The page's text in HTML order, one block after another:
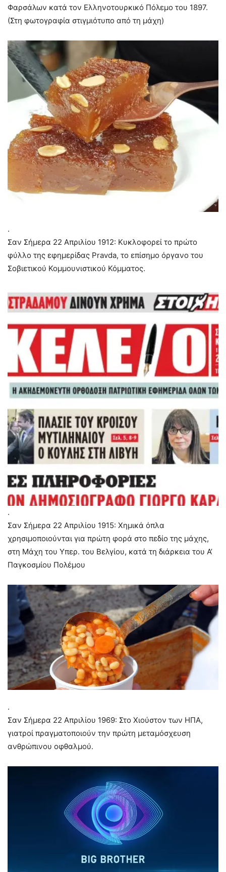
Φαρσάλων κατά τον Ελληνοτουρκικό Πόλεμο του 1897.
(Στη φωτογραφία στιγμιότυπο από τη μάχη)
.
Σαν Σήμερα 22 Απριλίου 1912: Κυκλοφορεί το πρώτο
φύλλο της εφημερίδας Pravda, το επίσημο όργανο του
Σοβιετικού Κομμουνιστικού Κόμματος.
.
Σαν Σήμερα 22 Απριλίου 1915: Χημικά όπλα
χρησιμοποιούνται για πρώτη φορά στο πεδίο της μάχης,
στη Μάχη του Υπερ. του Βελγίου, κατά τη διάρκεια του Α’
Παγκοσμίου Πολέμου
.
Σαν Σήμερα 22 Απριλίου 1969: Στο Χιούστον των ΗΠΑ,
γιατροί πραγματοποιούν την πρώτη μεταμόσχευση
ανθρώπινου οφθαλμού.